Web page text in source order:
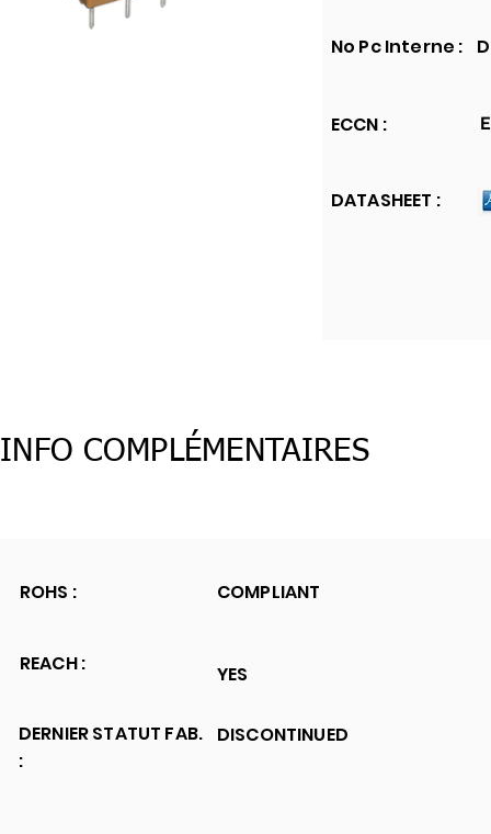
No Pc Interne :
ECCN :
DATASHEET :
INFO COMPLÉMENTAIRES
ROHS : COMPLIANT
REACH :
DERNIER STATUT FAB.
:
YES
DISCONTINUED